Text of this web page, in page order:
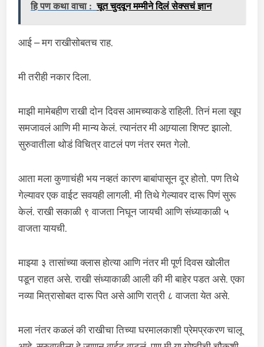
हि पण कथा वाचा : चूत चुदवून मम्मीने दिलं सेक्सचं ज्ञान
आई – मग राखीसोबतच राह.
मी तरीही नकार दिला.
माझी मामेबहीण राखी दोन दिवस आमच्याकडे राहिली. तिनं मला खूप
समजावलं आणि मी मान्य केलं. त्यानंतर मी आग्र्याला शिफ्ट झालो.
सुरुवातीला थोडं विचित्र वाटलं पण नंतर रमत गेलो.
आता मला कुणाचंही भय नव्हतं कारण बाबांपासून दूर होतो. पण तिथे
गेल्यावर एक वाईट सवयही लागली. मी तिथे गेल्यावर दारू पिणं सुरू
केलं. राखी सकाळी ९ वाजता निघून जायची आणि संध्याकाळी ५
वाजता यायची.
माझ्या ३ तासांच्या क्लास होत्या आणि नंतर मी पूर्ण दिवस खोलीत
पडून राहत असे. राखी संध्याकाळी आली की मी बाहेर पडत असे. एका
नव्या मित्रासोबत दारू पित असे आणि रात्री ८ वाजता येत असे.
मला नंतर कळलं की राखीचा तिच्या घरमालकाशी प्रेमप्रकरण चालू